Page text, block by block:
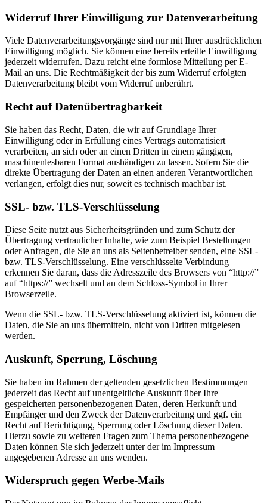
Widerruf Ihrer Einwilligung zur Datenverarbeitung
Viele Datenverarbeitungsvorgänge sind nur mit Ihrer ausdrücklichen
Einwilligung möglich. Sie können eine bereits erteilte Einwilligung
jederzeit widerrufen. Dazu reicht eine formlose Mitteilung per E-
Mail an uns. Die Rechtmäßigkeit der bis zum Widerruf erfolgten
Datenverarbeitung bleibt vom Widerruf unberührt.
Recht auf Datenübertragbarkeit
Sie haben das Recht, Daten, die wir auf Grundlage Ihrer
Einwilligung oder in Erfüllung eines Vertrags automatisiert
verarbeiten, an sich oder an einen Dritten in einem gängigen,
maschinenlesbaren Format aushändigen zu lassen. Sofern Sie die
direkte Übertragung der Daten an einen anderen Verantwortlichen
verlangen, erfolgt dies nur, soweit es technisch machbar ist.
SSL- bzw. TLS-Verschlüsselung
Diese Seite nutzt aus Sicherheitsgründen und zum Schutz der
Übertragung vertraulicher Inhalte, wie zum Beispiel Bestellungen
oder Anfragen, die Sie an uns als Seitenbetreiber senden, eine SSL-
bzw. TLS-Verschlüsselung. Eine verschlüsselte Verbindung
erkennen Sie daran, dass die Adresszeile des Browsers von “http://”
auf “https://” wechselt und an dem Schloss-Symbol in Ihrer
Browserzeile.
Wenn die SSL- bzw. TLS-Verschlüsselung aktiviert ist, können die
Daten, die Sie an uns übermitteln, nicht von Dritten mitgelesen
werden.
Auskunft, Sperrung, Löschung
Sie haben im Rahmen der geltenden gesetzlichen Bestimmungen
jederzeit das Recht auf unentgeltliche Auskunft über Ihre
gespeicherten personenbezogenen Daten, deren Herkunft und
Empfänger und den Zweck der Datenverarbeitung und ggf. ein
Recht auf Berichtigung, Sperrung oder Löschung dieser Daten.
Hierzu sowie zu weiteren Fragen zum Thema personenbezogene
Daten können Sie sich jederzeit unter der im Impressum
angegebenen Adresse an uns wenden.
Widerspruch gegen Werbe-Mails